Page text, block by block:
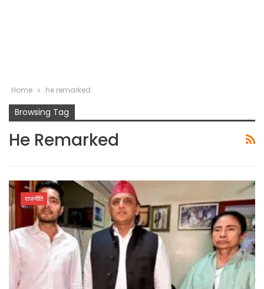
Home he remarked
Browsing Tag
He Remarked
राजनीति